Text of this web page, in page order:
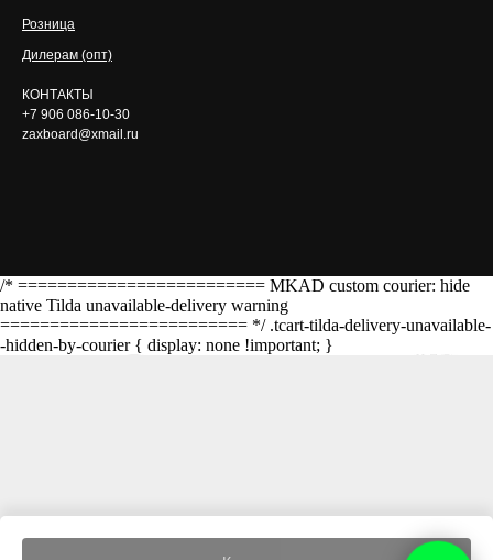
Розница
Дилерам (опт)
КОНТАКТЫ
+7 906 086-10-30
zaxboard@xmail.ru
/* ========================= MKAD custom courier: hide
native Tilda unavailable-delivery warning
========================= */ .tcart-tilda-delivery-unavailable-
-hidden-by-courier { display: none !important; }